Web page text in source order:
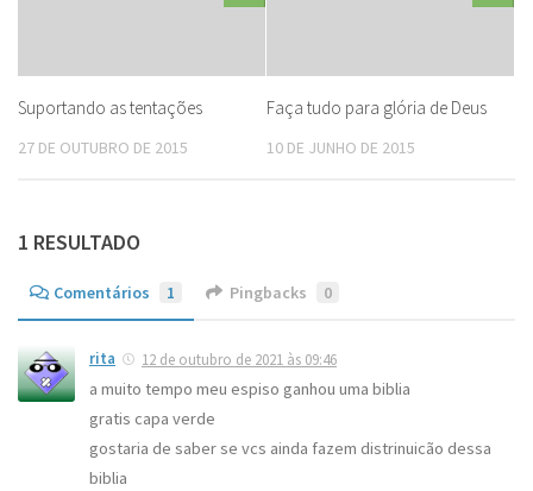
Suportando as tentações
27 DE OUTUBRO DE 2015
Faça tudo para glória de Deus
10 DE JUNHO DE 2015
1 RESULTADO
Comentários 1 Pingbacks 0
rita 12 de outubro de 2021 às 09:46
a muito tempo meu espiso ganhou uma biblia
gratis capa verde
gostaria de saber se vcs ainda fazem distrinuicão dessa
biblia